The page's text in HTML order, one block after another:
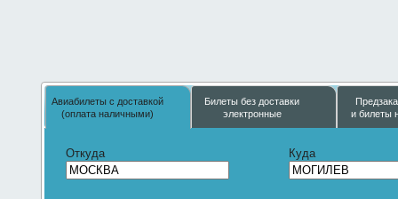
Авиабилеты с доставкой
(оплата наличными)
Билеты без доставки
электронные
и билеты
Откуда Куда